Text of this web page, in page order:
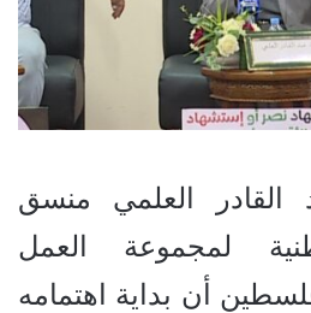
القادر العلمي منسق
لمجموعة العمل
أن بداية اهتمامه